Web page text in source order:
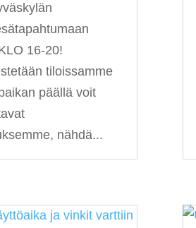
16-20!
tiloissamme
päällä voit
nähdä...